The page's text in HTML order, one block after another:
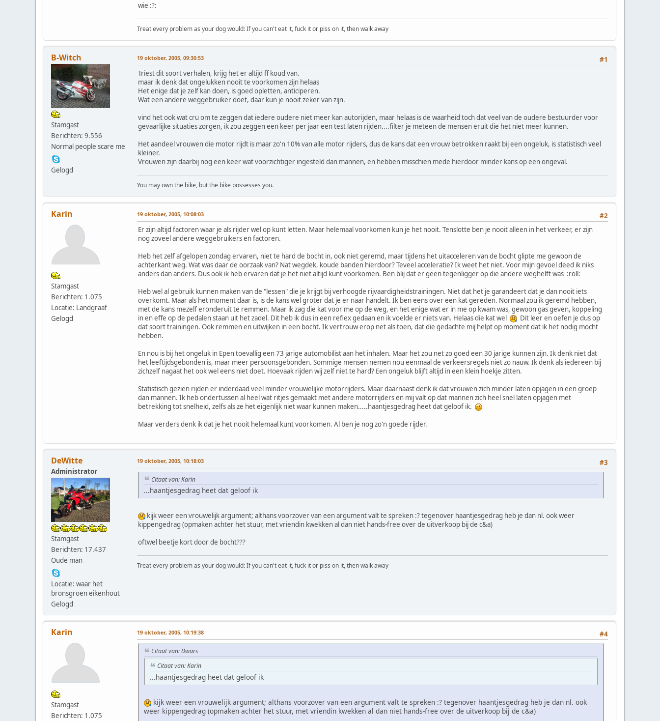
wie :?:
Treat every problem as your dog would: If you can't eat it, fuck it or piss on it, then walk away
B-Witch
Stamgast
Berichten: 9.556
Normal people scare me
Gelogd
#1
19 oktober, 2005, 09:30:53
Triest dit soort verhalen, krijg het er altijd ff koud van.
maar ik denk dat ongelukken nooit te voorkomen zijn helaas
Het enige dat je zelf kan doen, is goed opletten, anticiperen.
Wat een andere weggebruiker doet, daar kun je nooit zeker van zijn.
vind het ook wat cru om te zeggen dat iedere oudere niet meer kan autorijden, maar helaas is de waarheid toch dat veel van de oudere bestuurder voor
gevaarlijke situaties zorgen, ik zou zeggen een keer per jaar een test laten rijden....filter je meteen de mensen eruit die het niet meer kunnen.
Het aandeel vrouwen die motor rijdt is maar zo'n 10% van alle motor rijders, dus de kans dat een vrouw betrokken raakt bij een ongeluk, is statistisch veel
kleiner.
Vrouwen zijn daarbij nog een keer wat voorzichtiger ingesteld dan mannen, en hebben misschien mede hierdoor minder kans op een ongeval.
You may own the bike, but the bike possesses you.
Karin
Stamgast
Berichten: 1.075
Locatie: Landgraaf
Gelogd
#2
19 oktober, 2005, 10:08:03
Er zijn altijd factoren waar je als rijder wel op kunt letten. Maar helemaal voorkomen kun je het nooit. Tenslotte ben je nooit alleen in het verkeer, er zijn
nog zoveel andere weggebruikers en factoren.
Heb het zelf afgelopen zondag ervaren, niet te hard de bocht in, ook niet geremd, maar tijdens het uitacceleren van de bocht glipte me gewoon de
achterkant weg. Wat was daar de oorzaak van? Nat wegdek, koude banden hierdoor? Teveel acceleratie? Ik weet het niet. Voor mijn gevoel deed ik niks
anders dan anders. Dus ook ik heb ervaren dat je het niet altijd kunt voorkomen. Ben blij dat er geen tegenligger op die andere weghelft was :roll:
Heb wel al gebruik kunnen maken van de "lessen" die je krijgt bij verhoogde rijvaardigheidstrainingen. Niet dat het je garandeert dat je dan nooit iets
overkomt. Maar als het moment daar is, is de kans wel groter dat je er naar handelt. Ik ben eens over een kat gereden. Normaal zou ik geremd hebben,
met de kans mezelf eronderuit te remmen. Maar ik zag die kat voor me op de weg, en het enige wat er in me op kwam was, gewoon gas geven, koppeling
in en effe op de pedalen staan uit het zadel. Dit heb ik dus in een reflex gedaan en ik voelde er niets van. Helaas die kat wel
Dit leer en oefen je dus op
dat soort trainingen. Ook remmen en uitwijken in een bocht. Ik vertrouw erop net als toen, dat die gedachte mij helpt op moment dat ik het nodig mocht
hebben.
En nou is bij het ongeluk in Epen toevallig een 73 jarige automobilist aan het inhalen. Maar het zou net zo goed een 30 jarige kunnen zijn. Ik denk niet dat
het leeftijdsgebonden is, maar meer persoonsgebonden. Sommige mensen nemen nou eenmaal de verkeersregels niet zo nauw. Ik denk als iedereen bij
zichzelf nagaat het ook wel eens niet doet. Hoevaak rijden wij zelf niet te hard? Een ongeluk blijft altijd in een klein hoekje zitten.
Statistisch gezien rijden er inderdaad veel minder vrouwelijke motorrijders. Maar daarnaast denk ik dat vrouwen zich minder laten opjagen in een groep
dan mannen. Ik heb ondertussen al heel wat ritjes gemaakt met andere motorrijders en mij valt op dat mannen zich heel snel laten opjagen met
betrekking tot snelheid, zelfs als ze het eigenlijk niet waar kunnen maken.....haantjesgedrag heet dat geloof ik.
Maar verders denk ik dat je het nooit helemaal kunt voorkomen. Al ben je nog zo'n goede rijder.
DeWitte
Administrator
Stamgast
Berichten: 17.437
Oude man
Locatie: waar het
bronsgroen eikenhout
Gelogd
#3
19 oktober, 2005, 10:18:03
Citaat van: Karin
...haantjesgedrag heet dat geloof ik
kijk weer een vrouwelijk argument; althans voorzover van een argument valt te spreken :? tegenover haantjesgedrag heb je dan nl. ook weer
kippengedrag (opmaken achter het stuur, met vriendin kwekken al dan niet hands-free over de uitverkoop bij de c&a)
oftwel beetje kort door de bocht???
Treat every problem as your dog would: If you can't eat it, fuck it or piss on it, then walk away
Karin
Stamgast
Berichten: 1.075
#4
19 oktober, 2005, 10:19:38
Citaat van: Dwars
Citaat van: Karin
...haantjesgedrag heet dat geloof ik
kijk weer een vrouwelijk argument; althans voorzover van een argument valt te spreken :? tegenover haantjesgedrag heb je dan nl. ook
weer kippengedrag (opmaken achter het stuur, met vriendin kwekken al dan niet hands-free over de uitverkoop bij de c&a)